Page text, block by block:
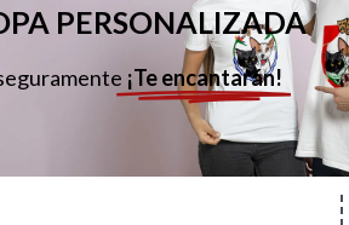
PERSONALIZADA
¡Te encantarán!